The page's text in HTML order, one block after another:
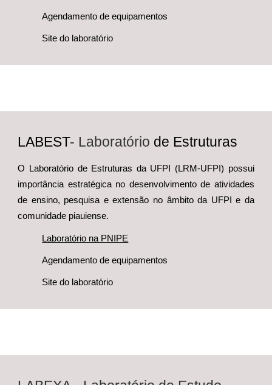
Agendamento de equipamentos
Site do laboratório
LABEST- Laboratório de Estruturas
O Laboratório de Estruturas da UFPI (LRM-UFPI) possui
importância estratégica no desenvolvimento de atividades
de ensino, pesquisa e extensão no âmbito da UFPI e da
comunidade piauiense.
Laboratório na PNIPE
Agendamento de equipamentos
Site do laboratório